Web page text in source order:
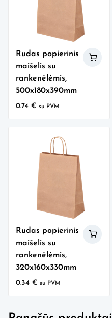
Rudas popierinis
maišelis su
rankenėlėmis,
500x180x390mm
0.74€ su PVM
Rudas popierinis
maišelis su
rankenėlėmis,
320x160x330mm
0.34€ su PVM